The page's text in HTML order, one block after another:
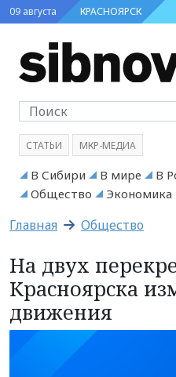
09 августа КРАСНОЯРСК
СТАТЬИ МКР-МЕДИА
В Сибири В мире В
Общество
Экономика
Главная Общество
На двух
Красноярска
движения